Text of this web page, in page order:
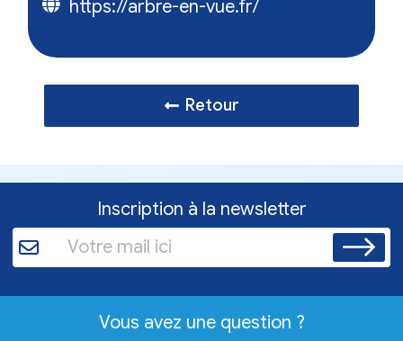
https://arbre-en-vue.fr/
Retour
Inscription à la newsletter
Vous avez une question ?